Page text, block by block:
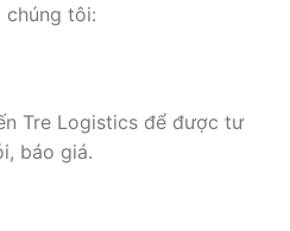
chúng tôi:
Tre Logistics để được tư
báo giá.